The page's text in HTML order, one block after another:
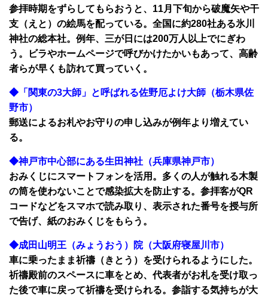
参拝時期をずらしてもらおうと、11月下旬から破魔矢や干
支（えと）の絵馬を配っている。全国に約280社ある氷川
神社の総本社。例年、三が日には200万人以上でにぎわ
う。ビラやホームページで呼びかけたかいもあって、高齢
者らが早くも訪れて買っていく。
◆「関東の3大師」と呼ばれる佐野厄よけ大師（栃木県佐
野市）
郵送によるお札やお守りの申し込みが例年より増えてい
る。
◆神戸市中心部にある生田神社（兵庫県神戸市）
おみくじにスマートフォンを活用。多くの人が触れる木製
の筒を使わないことで感染拡大を防止する。参拝客がQR
コードなどをスマホで読み取り、表示された番号を授与所
で告げ、紙のおみくじをもらう。
◆成田山明王（みょうおう）院（大阪府寝屋川市）
車に乗ったまま祈禱（きとう）を受けられるようにした。
祈禱殿前のスペースに車をとめ、代表者がお札を受け取っ
た後で車に戻って祈禱を受けられる。参詣する気持ちが大